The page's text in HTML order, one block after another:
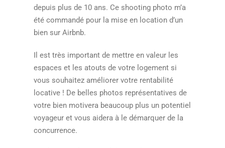
depuis plus de 10 ans. Ce shooting photo m’a
été commandé pour la mise en location d’un
bien sur Airbnb.
Il est très important de mettre en valeur les
espaces et les atouts de votre logement si
vous souhaitez améliorer votre rentabilité
locative ! De belles photos représentatives de
votre bien motivera beaucoup plus un potentiel
voyageur et vous aidera à le démarquer de la
concurrence.